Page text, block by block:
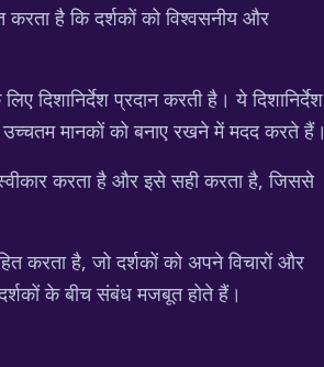
करता है कि दर्शकों को विश्वसनीय और
प्रदान करती है। ये दिशानिर्देश
उच्चतम मानकों को बनाए रखने में मदद करते हैं।
करता है और इसे सही करता है, जिससे
करता है, जो दर्शकों को अपने विचारों और
के बीच संबंध मजबूत होते हैं।